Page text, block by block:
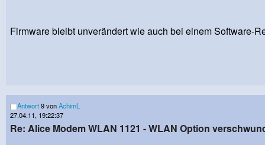
Firmware bleibt unverändert wie auch bei einem Software-
Antwort9 vonAchimL
27.04.11, 19:22:37
Re: Alice Modem WLAN 1121 - WLAN Option